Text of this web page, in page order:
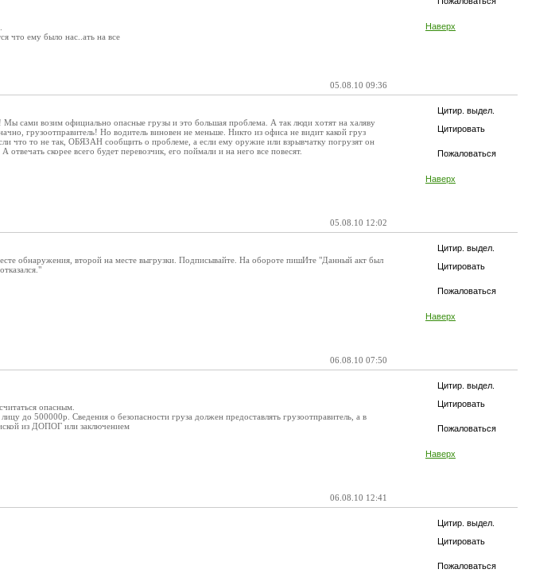
Наверх
что ему было нас..ать на все
05.08.10 09:36
Цитир. выдел.
Цитировать
Пожаловаться
Наверх
сами возим официально опасные грузы и это большая проблема. А так люди хотят на халяву
грузоотправитель! Но водитель виновен не меньше. Никто из офиса не видит какой груз
что то не так, ОБЯЗАН сообщить о проблеме, а если ему оружие или взрывчатку погрузят он
скорее всего будет перевозчик, его поймали и на него все повесят.
05.08.10 12:02
Цитир. выдел.
Цитировать
Пожаловаться
Наверх
обнаружения, второй на месте выгрузки. Подписывайте. На обороте пишИте "Данный акт был
06.08.10 07:50
Цитир. выдел.
Цитировать
Пожаловаться
Наверх
опасным.
до 500000р. Сведения о безопасности груза должен предоставлять грузоотправитель, а в
из ДОПОГ или заключением
06.08.10 12:41
Цитир. выдел.
Цитировать
Пожаловаться